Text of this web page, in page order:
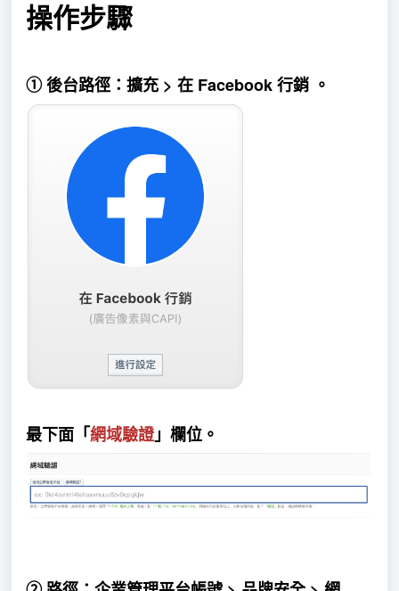
操作步驟
①後台路徑： 擴充 > 在 Facebook 行銷 。
最下面「 網域驗證」欄位。